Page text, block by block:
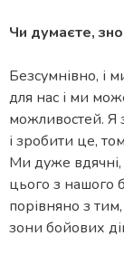
Чи думаєте,
Безсумнівно, і
для нас і ми
можливостей. Я
і зробити це,
Ми дуже
цього з нашого
порівняно з
зони бойових